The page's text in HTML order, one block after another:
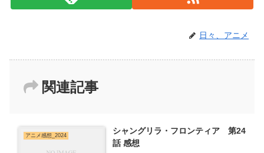
日々、アニメ
関連記事
アニメ感想_2024
シャングリラ・フロンティア 第24
話 感想